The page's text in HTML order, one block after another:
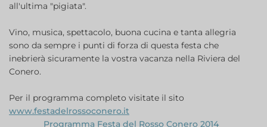
all'ultima "pigiata".
Vino, musica, spettacolo, buona cucina e tanta allegria
sono da sempre i punti di forza di questa festa che
inebrierà sicuramente la vostra vacanza nella Riviera del
Conero.
Per il programma completo visitate il sito
www.festadelrossoconero.it
Programma Festa del Rosso Conero 2014